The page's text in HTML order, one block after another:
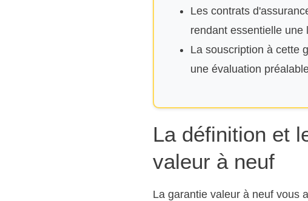
Les contrats
rendant essentielle une
La souscription à cette
une évaluation
La définition et
valeur à neuf
La garantie valeur à neuf vous